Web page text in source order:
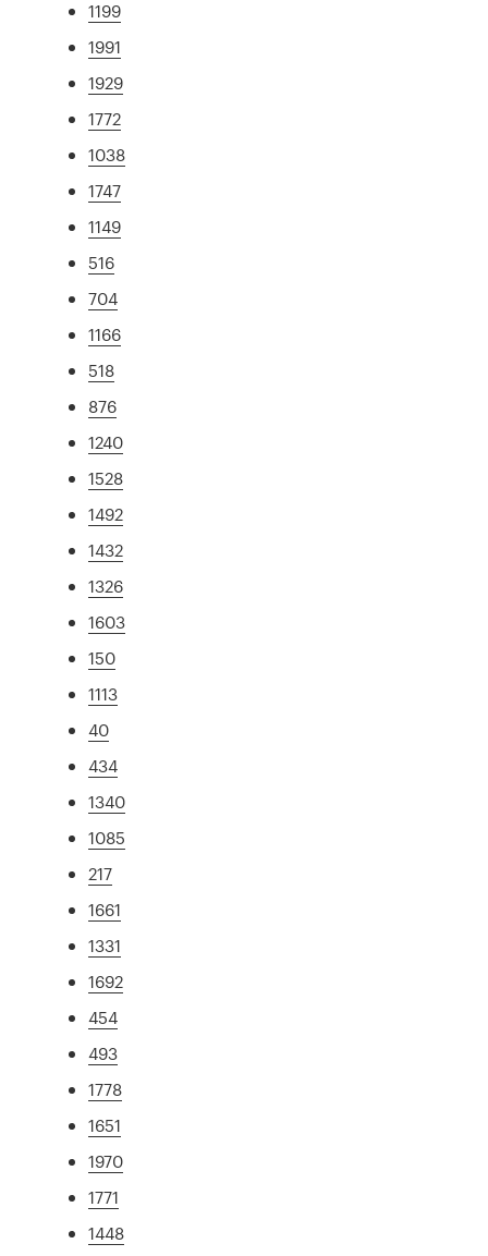
1199
1991
1929
1772
1038
1747
1149
516
704
1166
518
876
1240
1528
1492
1432
1326
1603
150
1113
40
434
1340
1085
217
1661
1331
1692
454
493
1778
1651
1970
1771
1448